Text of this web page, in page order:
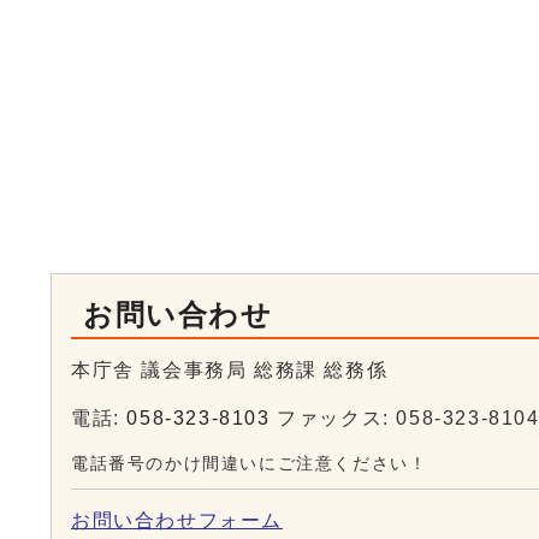
お問い合わせ
本庁舎 議会事務局 総務課 総務係
電話:058-323-8103 ファックス: 058-323-8104
電話番号のかけ間違いにご注意ください！
お問い合わせフォーム